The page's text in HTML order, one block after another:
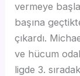
vermeye
başına
çıkardı.
ve hücum
ligde 3.